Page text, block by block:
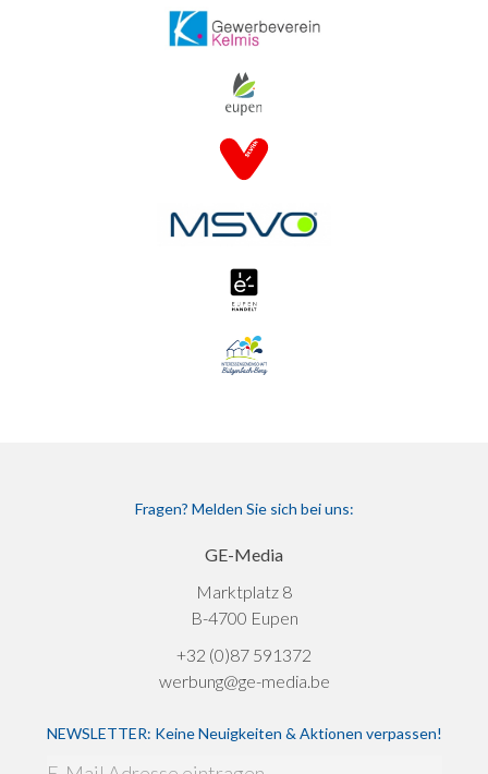
Fragen? Melden Sie sich bei uns:
GE-Media
Marktplatz 8
B-4700 Eupen
+32 (0)87 591372
werbung@ge-media.be
NEWSLETTER: Keine Neuigkeiten & Aktionen verpassen!